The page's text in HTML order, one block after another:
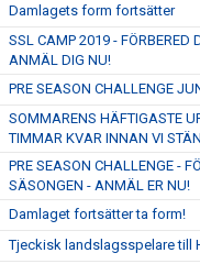
Damlagets form fortsätter
SSL CAMP 2019 - FÖRBERED
ANMÄL DIG NU!
PRE SEASON CHALLENGE
SOMMARENS HÄFTIGASTE
TIMMAR KVAR INNAN VI
PRE SEASON CHALLENGE -
SÄSONGEN - ANMÄL ER NU!
Damlaget fortsätter ta form!
Tjeckisk landslagsspelare till